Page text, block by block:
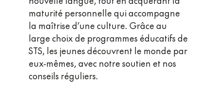
maturité personnelle qui accompagne
la maîtrise d’une culture. Grâce au
large choix de programmes éducatifs de
STS, les jeunes découvrent le monde par
eux-mêmes, avec notre soutien et nos
conseils réguliers.